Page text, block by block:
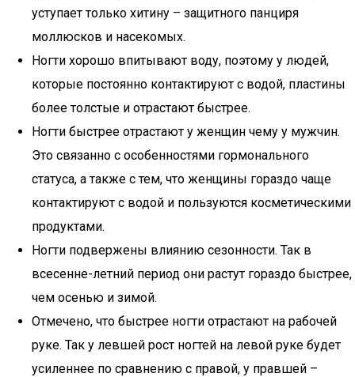
уступает только хитину – защитного панциря
моллюсков и насекомых.
Ногти хорошо впитывают воду, поэтому у людей,
которые постоянно контактируют с водой, пластины
более толстые и отрастают быстрее.
Ногти быстрее отрастают у женщин чему у мужчин.
Это связанно с особенностями гормонального
статуса, а также с тем, что женщины гораздо чаще
контактируют с водой и пользуются косметическими
продуктами.
Ногти подвержены влиянию сезонности. Так в
всесенне-летний период они растут гораздо быстрее,
чем осенью и зимой.
Отмечено, что быстрее ногти отрастают на рабочей
руке. Так у левшей рост ногтей на левой руке будет
усиленнее по сравнению с правой, у правшей –